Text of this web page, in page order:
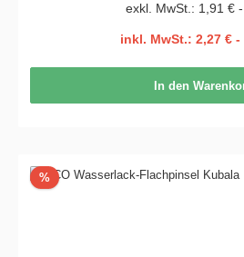
exkl. MwSt.: 1,91 €
inkl. MwSt.: 2,27 € -
In den
%Rabatt